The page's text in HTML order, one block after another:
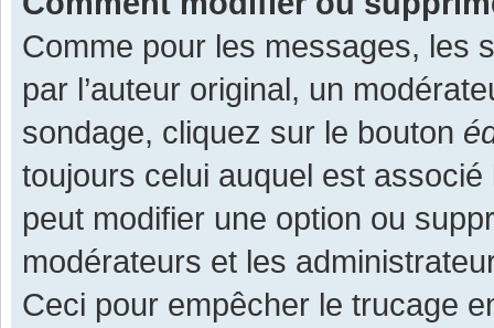
Comme pour les messages, les
par l’auteur original, un
sondage, cliquez sur le bouton
toujours celui auquel est associé
peut modifier une option ou
modérateurs et les
Ceci pour empêcher le trucage